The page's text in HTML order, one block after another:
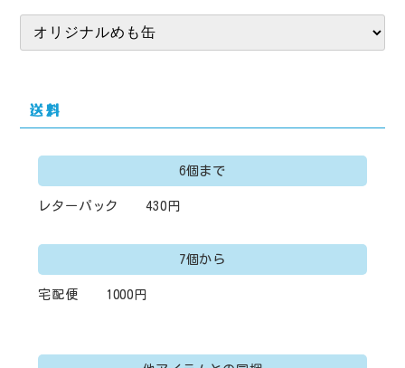
送料
6個まで
レターパック 430円
7個から
宅配便 1000円